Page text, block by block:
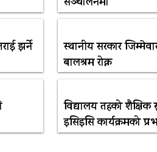
झर्ने
स्थानीय सरकार
बालश्रम रोक्न
विद्यालय तहको शैक्षिक
इसिइसि कार्यक्रमको